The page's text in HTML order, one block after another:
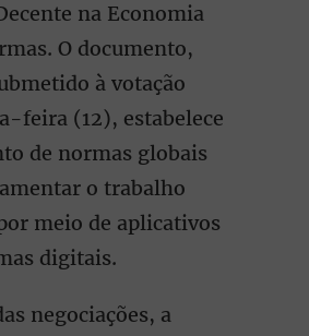
na Economia
O documento,
à votação
feira (12), estabelece
de normas globais
o trabalho
meio de aplicativos
digitais.
negociações, a